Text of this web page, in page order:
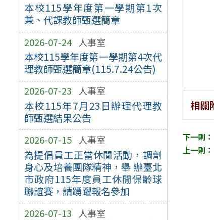
本校115學年度第一學期第1次
兼、代課教師甄選簡章
2026-07-24 人事室
本校115學年度第一學期第4次代
理教師甄選簡章(115.7.24公告)
2026-07-23 人事室
本校115年7月23日辦理代理教
師甄選結果公告
2026-07-15 人事室
為提倡員工正當休閒活動，調劑
身心及培養團隊精神，舉 辦臺北
市政府115年度員工休閒保齡球
聯誼賽，請踴躍報名參加
2026-07-13 人事室
相關